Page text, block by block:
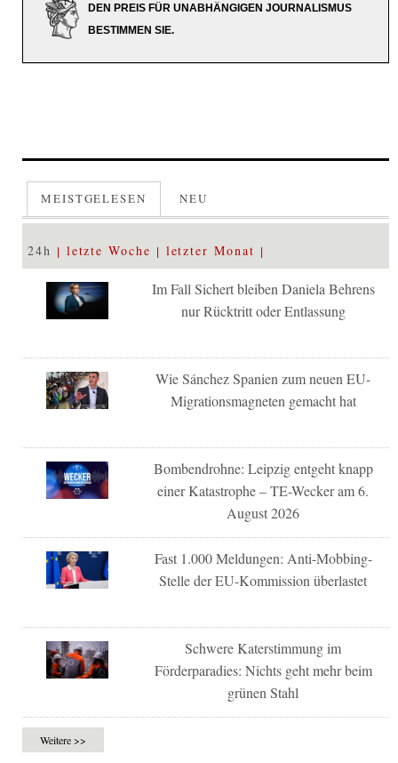
DEN PREIS FÜR UNABHÄNGIGEN JOURNALISMUS
BESTIMMEN SIE.
MEISTGELESEN NEU
24h letzte Woche letzter Monat
Im Fall Sichert bleiben Daniela Behrens
nur Rücktritt oder Entlassung
Wie Sánchez Spanien zum neuen EU-
Migrationsmagneten gemacht hat
Bombendrohne: Leipzig entgeht knapp
einer Katastrophe – TE-Wecker am 6.
August 2026
Fast 1.000 Meldungen: Anti-Mobbing-
Stelle der EU-Kommission überlastet
Schwere Katerstimmung im
Förderparadies: Nichts geht mehr beim
grünen Stahl
Weitere >>